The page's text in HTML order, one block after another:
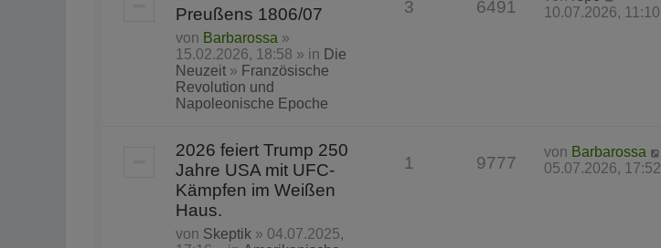
Preußens 1806/07
von Barbarossa »
15.02.2026, 18:58 » in Die
Neuzeit » Französische
Revolution und
Napoleonische Epoche
3 6491
10.07.2026, 11:10
2026 feiert Trump 250
Jahre USA mit UFC-
Kämpfen im Weißen
Haus.
von Skeptik » 04.07.2025,
1 9777
von Barbarossa
05.07.2026, 17:52